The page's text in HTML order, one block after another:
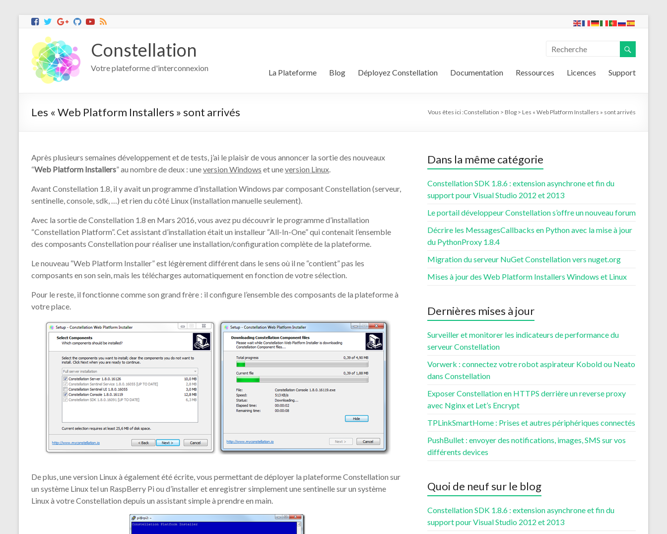
Constellation
Votre plateforme d'interconnexion La Plateforme Blog Déployez Constellation Documentation Ressources Licences Support
Les « Web Platform Installers » sont arrivés Vous êtes ici :Constellation > Blog > Les « Web Platform Installers » sont arrivés
Après plusieurs semaines développement et de tests, j’ai le plaisir de vous annoncer la sortie des nouveaux
“Web Platform Installers” au nombre de deux : uneversion Windows et uneversion Linux.
Avant Constellation 1.8, il y avait un programme d’installation Windows par composant Constellation (serveur,
sentinelle, console, sdk, …) et rien du côté Linux (installation manuelle seulement).
Avec la sortie de Constellation 1.8 en Mars 2016, vous avez pu découvrir le programme d’installation
“Constellation Platform”. Cet assistant d’installation était un installeur “All-In-One” qui contenait l’ensemble
des composants Constellation pour réaliser une installation/configuration complète de la plateforme.
Le nouveau “Web Platform Installer” est légèrement différent dans le sens où il ne “contient” pas les
composants en son sein, mais les télécharges automatiquement en fonction de votre sélection.
Pour le reste, il fonctionne comme son grand frère : il configure l’ensemble des composants de la plateforme à
votre place.
De plus, une version Linux à également été écrite, vous permettant de déployer la plateforme Constellation sur
un système Linux tel un RaspBerry Pi ou d’installer et enregistrer simplement une sentinelle sur un système
Linux à votre Constellation depuis un assistant simple à prendre en main.
Dans la même catégorie
Constellation SDK 1.8.6 : extension asynchrone et fin du
support pour Visual Studio 2012 et 2013
Le portail développeur Constellation s’offre un nouveau forum
Décrire les MessagesCallbacks en Python avec la mise à jour
du PythonProxy 1.8.4
Migration du serveur NuGet Constellation vers nuget.org
Mises à jour des Web Platform Installers Windows et Linux
Dernières mises à jour
Surveiller et monitorer les indicateurs de performance du
serveur Constellation
Vorwerk : connectez votre robot aspirateur Kobold ou Neato
dans Constellation
Exposer Constellation en HTTPS derrière un reverse proxy
avec Nginx et Let’s Encrypt
TPLinkSmartHome : Prises et autres périphériques connectés
PushBullet : envoyer des notifications, images, SMS sur vos
différents devices
Quoi de neuf sur le blog
Constellation SDK 1.8.6 : extension asynchrone et fin du
support pour Visual Studio 2012 et 2013